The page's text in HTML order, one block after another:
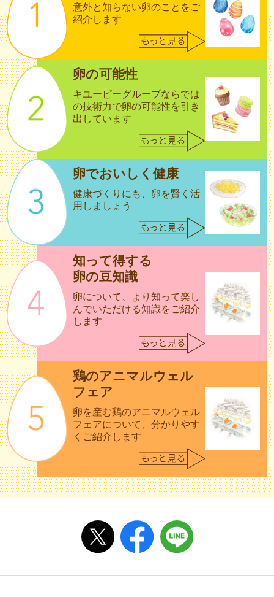
意外と知らない卵のことをご
紹介します
卵の可能性
キユーピーグループならでは
の技術力で卵の可能性を引き
出しています
卵でおいしく健康
健康づくりにも、卵を賢く活
用しましょう
知って得する
卵の豆知識
卵について、より知って楽し
んでいただける知識をご紹介
します
鶏のアニマルウェル
フェア
卵を産む鶏のアニマルウェル
フェアについて、分かりやす
くご紹介します